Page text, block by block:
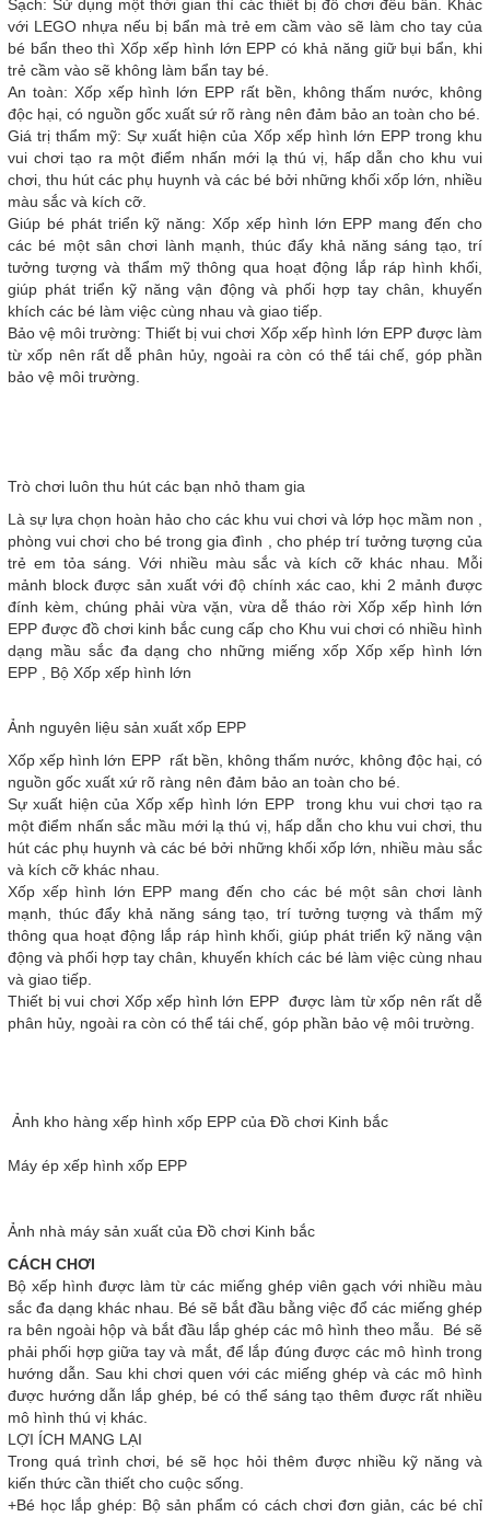
Sạch: Sử dụng một thời gian thì các thiết bị đồ chơi đều bẩn. Khác
với LEGO nhựa nếu bị bẩn mà trẻ em cầm vào sẽ làm cho tay của
bé bẩn theo thì Xốp xếp hình lớn EPP có khả năng giữ bụi bẩn, khi
trẻ cầm vào sẽ không làm bẩn tay bé.
An toàn: Xốp xếp hình lớn EPP rất bền, không thấm nước, không
độc hại, có nguồn gốc xuất sứ rõ ràng nên đảm bảo an toàn cho bé.
Giá trị thẩm mỹ: Sự xuất hiện của Xốp xếp hình lớn EPP trong khu
vui chơi tạo ra một điểm nhấn mới lạ thú vị, hấp dẫn cho khu vui
chơi, thu hút các phụ huynh và các bé bởi những khối xốp lớn, nhiều
màu sắc và kích cỡ.
Giúp bé phát triển kỹ năng: Xốp xếp hình lớn EPP mang đến cho
các bé một sân chơi lành mạnh, thúc đẩy khả năng sáng tạo, trí
tưởng tượng và thẩm mỹ thông qua hoạt động lắp ráp hình khối,
giúp phát triển kỹ năng vận động và phối hợp tay chân, khuyến
khích các bé làm việc cùng nhau và giao tiếp.
Bảo vệ môi trường: Thiết bị vui chơi Xốp xếp hình lớn EPP được làm
từ xốp nên rất dễ phân hủy, ngoài ra còn có thể tái chế, góp phần
bảo vệ môi trường.
Trò chơi luôn thu hút các bạn nhỏ tham gia
Là sự lựa chọn hoàn hảo cho các khu vui chơi và lớp học mầm non ,
phòng vui chơi cho bé trong gia đình , cho phép trí tưởng tượng của
trẻ em tỏa sáng. Với nhiều màu sắc và kích cỡ khác nhau. Mỗi
mảnh block được sản xuất với độ chính xác cao, khi 2 mảnh được
đính kèm, chúng phải vừa vặn, vừa dễ tháo rời Xốp xếp hình lớn
EPP được đồ chơi kinh bắc cung cấp cho Khu vui chơi có nhiều hình
dạng mầu sắc đa dạng cho những miếng xốp Xốp xếp hình lớn
EPP , Bộ Xốp xếp hình lớn
Ảnh nguyên liệu sản xuất xốp EPP
Xốp xếp hình lớn EPP rất bền, không thấm nước, không độc hại, có
nguồn gốc xuất xứ rõ ràng nên đảm bảo an toàn cho bé.
Sự xuất hiện của Xốp xếp hình lớn EPP trong khu vui chơi tạo ra
một điểm nhấn sắc mầu mới lạ thú vị, hấp dẫn cho khu vui chơi, thu
hút các phụ huynh và các bé bởi những khối xốp lớn, nhiều màu sắc
và kích cỡ khác nhau.
Xốp xếp hình lớn EPP mang đến cho các bé một sân chơi lành
mạnh, thúc đẩy khả năng sáng tạo, trí tưởng tượng và thẩm mỹ
thông qua hoạt động lắp ráp hình khối, giúp phát triển kỹ năng vận
động và phối hợp tay chân, khuyến khích các bé làm việc cùng nhau
và giao tiếp.
Thiết bị vui chơi Xốp xếp hình lớn EPP được làm từ xốp nên rất dễ
phân hủy, ngoài ra còn có thể tái chế, góp phần bảo vệ môi trường.
Ảnh kho hàng xếp hình xốp EPP của Đồ chơi Kinh bắc
Máy ép xếp hình xốp EPP
Ảnh nhà máy sản xuất của Đồ chơi Kinh bắc
CÁCH CHƠI
Bộ xếp hình được làm từ các miếng ghép viên gạch với nhiều màu
sắc đa dạng khác nhau. Bé sẽ bắt đầu bằng việc đổ các miếng ghép
ra bên ngoài hộp và bắt đầu lắp ghép các mô hình theo mẫu. Bé sẽ
phải phối hợp giữa tay và mắt, để lắp đúng được các mô hình trong
hướng dẫn. Sau khi chơi quen với các miếng ghép và các mô hình
được hướng dẫn lắp ghép, bé có thể sáng tạo thêm được rất nhiều
mô hình thú vị khác.
LỢI ÍCH MANG LẠI
Trong quá trình chơi, bé sẽ học hỏi thêm được nhiều kỹ năng và
kiến thức cần thiết cho cuộc sống.
+Bé học lắp ghép: Bộ sản phẩm có cách chơi đơn giản, các bé chỉ